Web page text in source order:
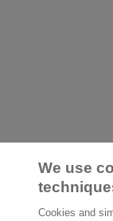
We use
Cookies and